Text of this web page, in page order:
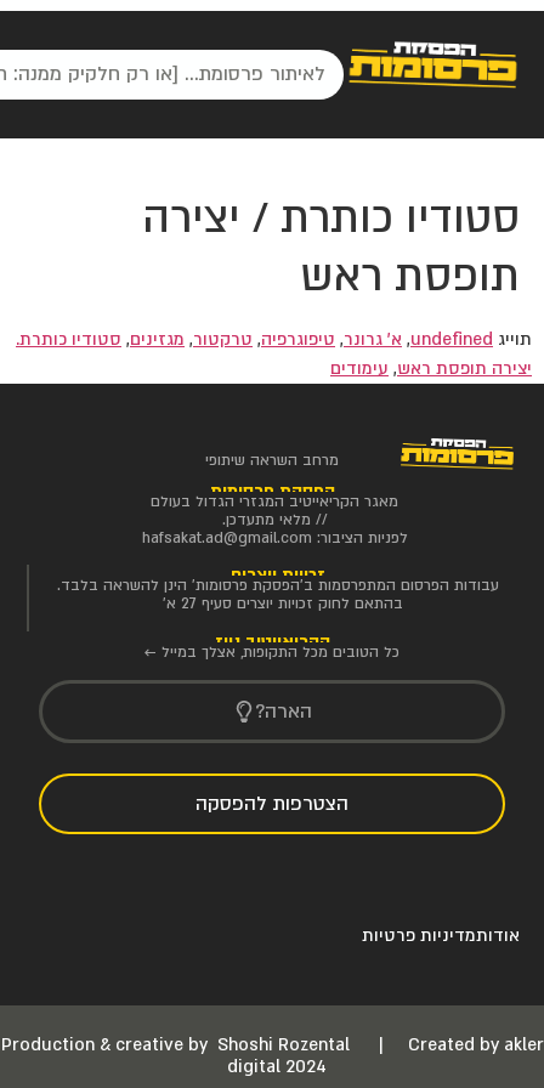
סטודיו כותרת / יצירה
תופסת ראש
תוייג undefined
, א' גרונר, טיפוגרפיה, טרקטור, מגזינים, סטודיו כותרת.
יצירה תופסת ראש, עימודים
מרחב השראה שיתופי
הפסקת פרסומות
מאגר הקריאייטיב המגזרי הגדול בעולם
// מלאי מתעדכן.
לפניות הציבור: hafsakat.ad@gmail.com
זכויות יוצרים
עבודות הפרסום המתפרסמות ב'הפסקת פרסומות' הינן להשראה בלבד.
בהתאם לחוק זכויות יוצרים סעיף 27 א'
הקריאייטיב ניוז
כל הטובים מכל התקופות, אצלך במייל ←
הארה?
הצטרפות להפסקה
אודותמדיניות פרטיות
Production & creative by Shoshi Rozental | Created by akler
digital 2024